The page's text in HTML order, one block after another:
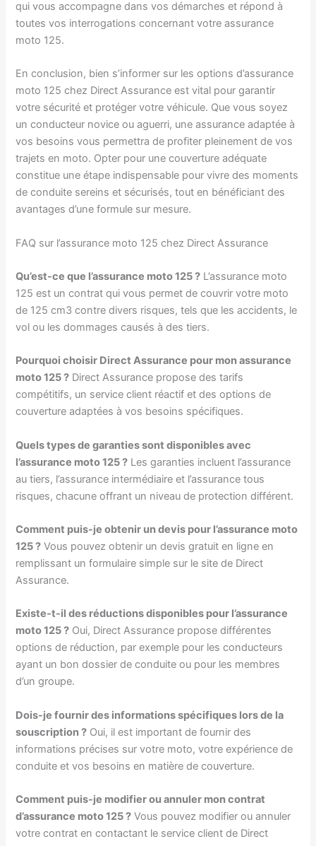
qui vous accompagne dans vos démarches et répond à
toutes vos interrogations concernant votre assurance
moto 125.
En conclusion, bien s’informer sur les options d’assurance
moto 125 chez Direct Assurance est vital pour garantir
votre sécurité et protéger votre véhicule. Que vous soyez
un conducteur novice ou aguerri, une assurance adaptée à
vos besoins vous permettra de profiter pleinement de vos
trajets en moto. Opter pour une couverture adéquate
constitue une étape indispensable pour vivre des moments
de conduite sereins et sécurisés, tout en bénéficiant des
avantages d’une formule sur mesure.
FAQ sur l’assurance moto 125 chez Direct Assurance
Qu’est-ce que l’assurance moto 125 ? L’assurance moto
125 est un contrat qui vous permet de couvrir votre moto
de 125 cm3 contre divers risques, tels que les accidents, le
vol ou les dommages causés à des tiers.
Pourquoi choisir Direct Assurance pour mon assurance
moto 125 ? Direct Assurance propose des tarifs
compétitifs, un service client réactif et des options de
couverture adaptées à vos besoins spécifiques.
Quels types de garanties sont disponibles avec
l’assurance moto 125 ? Les garanties incluent l’assurance
au tiers, l’assurance intermédiaire et l’assurance tous
risques, chacune offrant un niveau de protection différent.
Comment puis-je obtenir un devis pour l’assurance moto
125 ? Vous pouvez obtenir un devis gratuit en ligne en
remplissant un formulaire simple sur le site de Direct
Assurance.
Existe-t-il des réductions disponibles pour l’assurance
moto 125 ? Oui, Direct Assurance propose différentes
options de réduction, par exemple pour les conducteurs
ayant un bon dossier de conduite ou pour les membres
d’un groupe.
Dois-je fournir des informations spécifiques lors de la
souscription ? Oui, il est important de fournir des
informations précises sur votre moto, votre expérience de
conduite et vos besoins en matière de couverture.
Comment puis-je modifier ou annuler mon contrat
d’assurance moto 125 ? Vous pouvez modifier ou annuler
votre contrat en contactant le service client de Direct